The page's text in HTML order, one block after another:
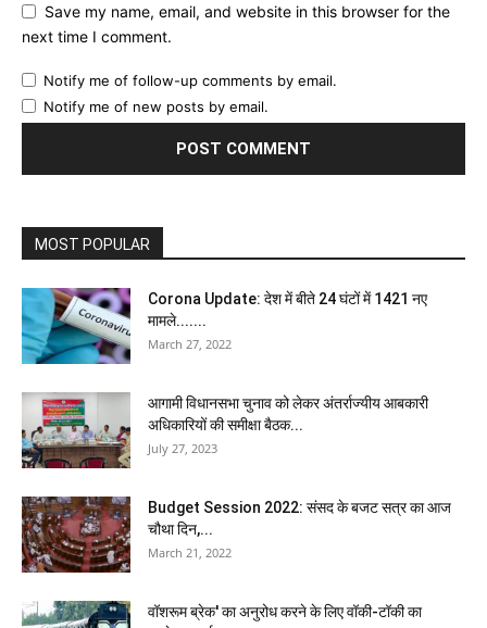
Save my name, email, and website in this browser for the
next time I comment.
Notify me of follow-up comments by email.
Notify me of new posts by email.
MOST POPULAR
Corona Update: देश में बीते 24 घंटों में 1421 नए
मामले.......
March 27, 2022
आगामी विधानसभा चुनाव को लेकर अंतर्राज्यीय आबकारी
अधिकारियों की समीक्षा बैठक...
July 27, 2023
Budget Session 2022: संसद के बजट सत्र का आज
चौथा दिन,...
March 21, 2022
वॉशरूम ब्रेक' का अनुरोध करने के लिए वॉकी-टॉकी का